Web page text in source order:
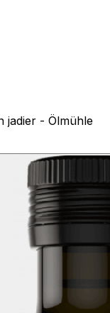
jadier - Ölmühle